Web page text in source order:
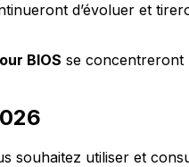
d’évoluer et
BIOS se concentreront
souhaitez utiliser et